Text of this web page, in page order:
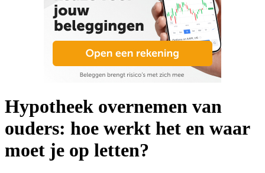
Hypotheek overnemen van
ouders: hoe werkt het en waar
moet je op letten?